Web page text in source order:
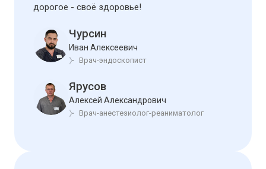
дорогое - своё здоровье!
Чурсин
Иван Алексеевич
Врач-эндоскопист
Ярусов
Алексей Александрович
Врач-анестезиолог-реаниматолог